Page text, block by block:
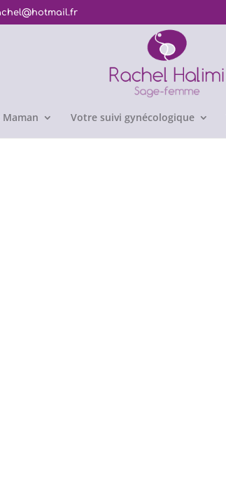
Maman Votre suivi gynécologique